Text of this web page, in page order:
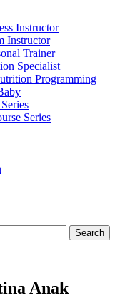
Instructor
Instructor
Trainer
Specialist
Programming
Series
Anak